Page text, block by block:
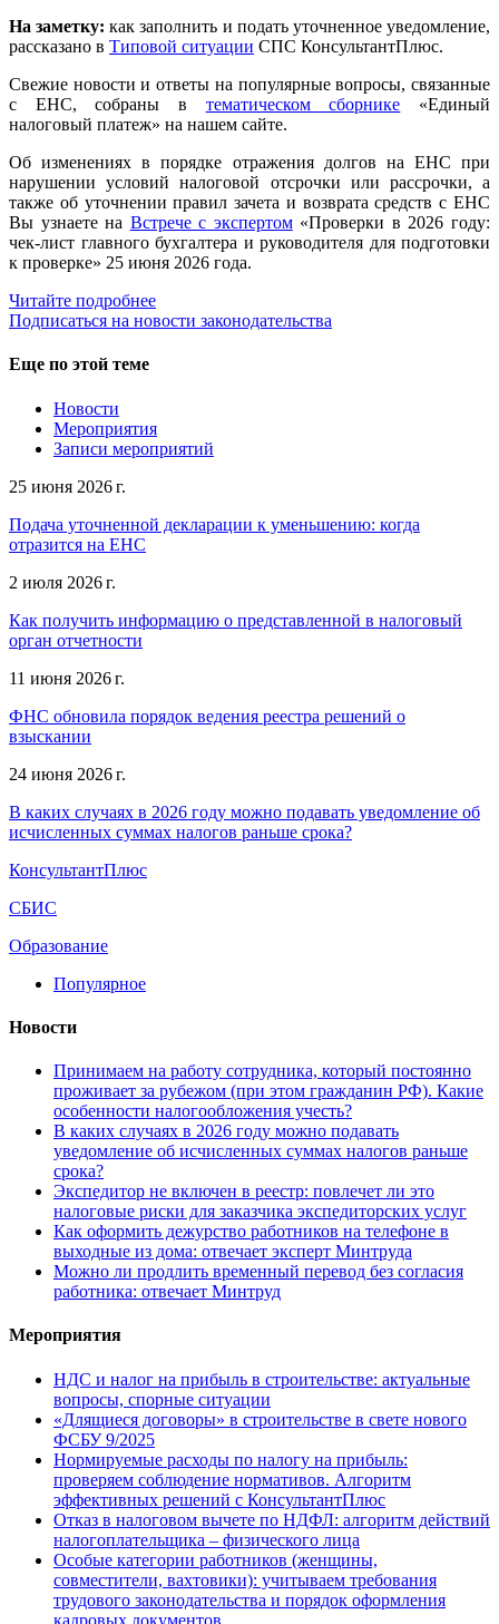
На заметку: как заполнить и подать уточненное уведомление,
рассказано в Типовой ситуации СПС КонсультантПлюс.
Свежие новости и ответы на популярные вопросы, связанные
с ЕНС, собраны в тематическом сборнике «Единый
налоговый платеж» на нашем сайте.
Об изменениях в порядке отражения долгов на ЕНС при
нарушении условий налоговой отсрочки или рассрочки, а
также об уточнении правил зачета и возврата средств с ЕНС
Вы узнаете на Встрече с экспертом«Проверки в 2026 году:
чек-лист главного бухгалтера и руководителя для подготовки
к проверке» 25 июня 2026 года.
Читайте подробнее
Подписаться на новости законодательства
Еще по этой теме
Новости
Мероприятия
Записи мероприятий
25 июня 2026 г.
Подача уточненной декларации к уменьшению: когда
отразится на ЕНС
2 июля 2026 г.
Как получить информацию о представленной в налоговый
орган отчетности
11 июня 2026 г.
ФНС обновила порядок ведения реестра решений о
взыскании
24 июня 2026 г.
В каких случаях в 2026 году можно подавать уведомление об
исчисленных суммах налогов раньше срока?
КонсультантПлюс
СБИС
Образование
Популярное
Новости
Принимаем на работу сотрудника, который постоянно
проживает за рубежом (при этом гражданин РФ). Какие
особенности налогообложения учесть?
В каких случаях в 2026 году можно подавать
уведомление об исчисленных суммах налогов раньше
срока?
Экспедитор не включен в реестр: повлечет ли это
налоговые риски для заказчика экспедиторских услуг
Как оформить дежурство работников на телефоне в
выходные из дома: отвечает эксперт Минтруда
Можно ли продлить временный перевод без согласия
работника: отвечает Минтруд
Мероприятия
НДС и налог на прибыль в строительстве: актуальные
вопросы, спорные ситуации
«Длящиеся договоры» в строительстве в свете нового
ФСБУ 9/2025
Нормируемые расходы по налогу на прибыль:
проверяем соблюдение нормативов. Алгоритм
эффективных решений с КонсультантПлюс
Отказ в налоговом вычете по НДФЛ: алгоритм действий
налогоплательщика – физического лица
Особые категории работников (женщины,
совместители, вахтовики): учитываем требования
трудового законодательства и порядок оформления
кадровых документов